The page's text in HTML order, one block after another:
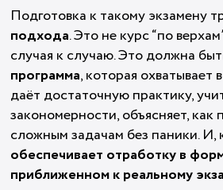
Подготовка к такому экзамену
подхода. Это не курс “по
случая к случаю. Это должна
программа, которая охватывает
даёт достаточную практику,
закономерности, объясняет, как
сложным задачам без паники. И,
обеспечивает отработку в
приближенном к реальному